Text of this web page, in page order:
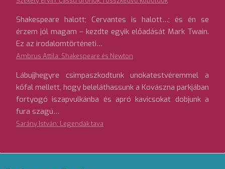
Shakespeare halott; Cervantes is halott…; és én se
érzem jól magam – kezdte egyik előadását Mark Twain.
Ez az irodalomtörténeti…
Ambrus Attila: Shakespeare és Newton
Lábujjhegyre csimpaszkodtunk unokatestvéremmel a
kőfal mellett, hogy beleláthassunk a Kovászna parkjában
fortyogó iszapvulkánba és apró kavicsokat dobjunk a
fura szagú…
Sarány István: Legendák tava